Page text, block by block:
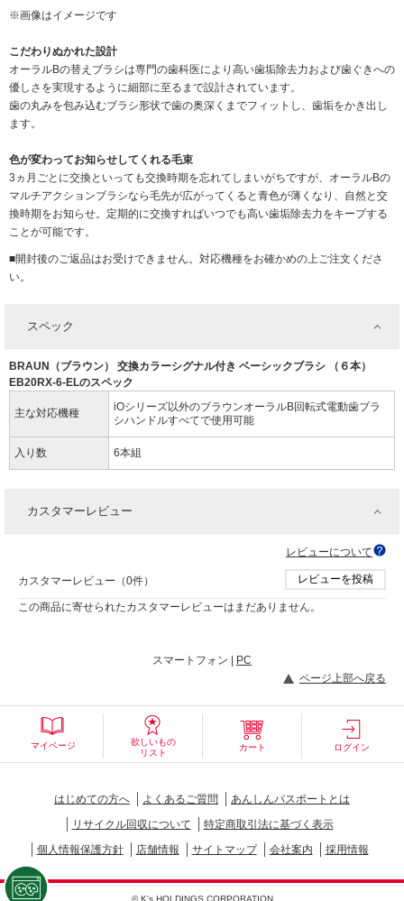
※画像はイメージです
こだわりぬかれた設計
オーラルBの替えブラシは専門の歯科医により高い歯垢除去力および歯ぐきへの
優しさを実現するように細部に至るまで設計されています。
歯の丸みを包み込むブラシ形状で歯の奥深くまでフィットし、歯垢をかき出し
ます。
色が変わってお知らせしてくれる毛束
3ヵ月ごとに交換といっても交換時期を忘れてしまいがちですが、オーラルBの
マルチアクションブラシなら毛先が広がってくると青色が薄くなり、自然と交
換時期をお知らせ。定期的に交換すればいつでも高い歯垢除去力をキープする
ことが可能です。
■開封後のご返品はお受けできません。対応機種をお確かめの上ご注文くださ
い。
スペック
BRAUN（ブラウン） 交換カラーシグナル付き ベーシックブラシ （６本）
EB20RX-6-ELのスペック
主な対応機種
iOシリーズ以外のブラウンオーラルB回転式電動歯ブラ
シハンドルすべてで使用可能
入り数 6本組
カスタマーレビュー
レビューについて
カスタマーレビュー（0件） レビューを投稿
この商品に寄せられたカスタマーレビューはまだありません。
スマートフォン |
PC
ページ上部へ戻る
マイページ
欲しいもの
リスト
カート ログイン
はじめての方へ よくあるご質問
あんしんパスポートとは
リサイクル回収について
特定商取引法に基づく表示
個人情報保護方針
店舗情報 サイトマップ 会社案内 採用情報
© K's HOLDINGS CORPORATION